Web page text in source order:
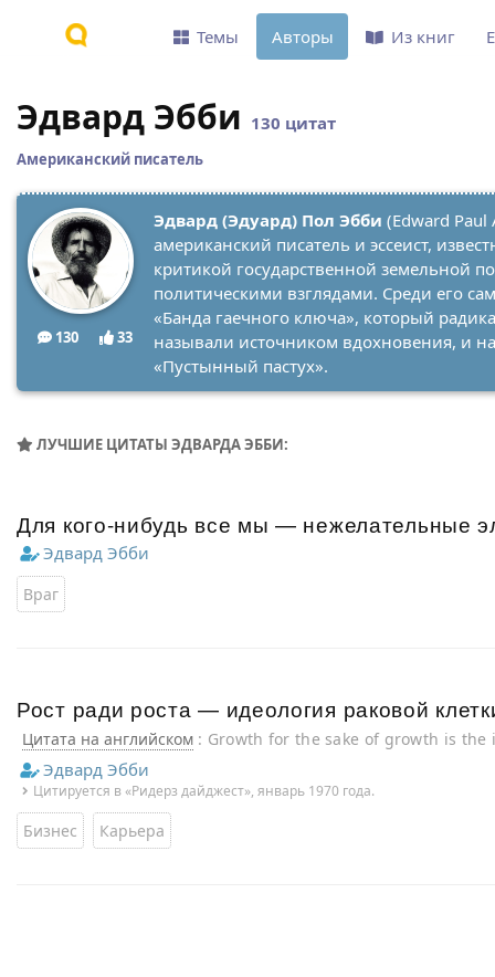
Эдвард Эбби 130 цитат
Американский писатель
130 33
Эдвард (Эдуард) Пол Эбби (Edward
американский писатель и эссеист,
критикой государственной земельной
политическими взглядами. Среди его
«Банда гаечного ключа», который
называли источником вдохновения, и
«Пустынный пастух».
ЛУЧШИЕ ЦИТАТЫ ЭДВАРДА ЭББИ:
Для кого-нибудь все мы — нежелательные
Эдвард Эбби
Враг
Рост ради роста — идеология раковой
Цитата на английском : Growth for the sake of growth is the
Эдвард Эбби
Цитируется в «Ридерз дайджест», январь 1970 года.
Бизнес Карьера
Темы Авторы Из книг